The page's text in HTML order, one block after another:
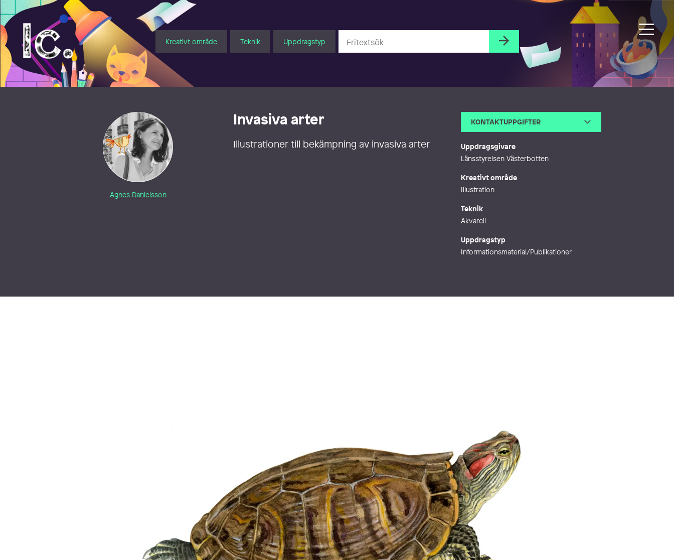
Illustratörcentrum
Kreativt område Teknik Uppdragstyp
Agnes Danielsson
Invasiva arter
Illustrationer till bekämpning av invasiva arter
KONTAKTUPPGIFTER
Webb https://cargocollective.com/a
gnesdanielsson
Uppdragsgivare
Länsstyrelsen Västerbotten
Kreativt område
Illustration
Teknik
Akvarell
Uppdragstyp
Informationsmaterial/Publikationer